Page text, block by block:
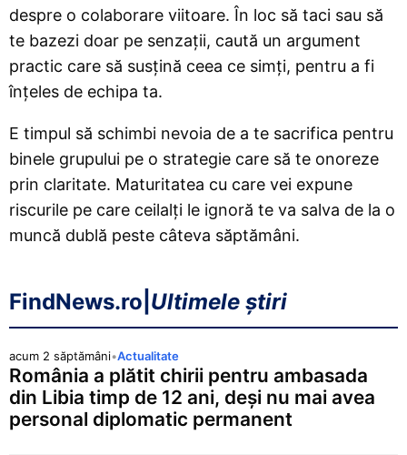
despre o colaborare viitoare. În loc să taci sau să
te bazezi doar pe senzații, caută un argument
practic care să susțină ceea ce simți, pentru a fi
înțeles de echipa ta.
E timpul să schimbi nevoia de a te sacrifica pentru
binele grupului pe o strategie care să te onoreze
prin claritate. Maturitatea cu care vei expune
riscurile pe care ceilalți le ignoră te va salva de la o
muncă dublă peste câteva săptămâni.
FindNews.ro Ultimele știri
acum 2 săptămâni•Actualitate
România a plătit chirii pentru ambasada
din Libia timp de 12 ani, deși nu mai avea
personal diplomatic permanent